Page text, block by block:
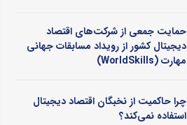
حمایت جمعی از شرکت‌های اقتصاد
دیجیتال کشور از رویداد مسابقات جهانی
مهارت (WorldSkills)
چرا حاکمیت از نخبگان اقتصاد دیجیتال
استفاده نمی‌کند؟